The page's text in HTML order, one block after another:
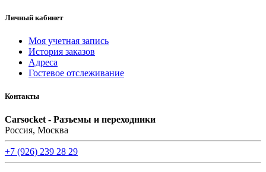
Личный кабинет
Моя учетная запись
История заказов
Адреса
Гостевое отслеживание
Контакты
Carsocket - Разъемы и переходники
Россия, Москва
+7 (926) 239 28 29